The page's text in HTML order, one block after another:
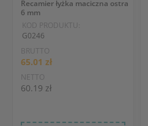
Recamier łyżka maciczna ostra
6 mm
KOD PRODUKTU:
G0246
BRUTTO
65.01 zł
NETTO
60.19 zł